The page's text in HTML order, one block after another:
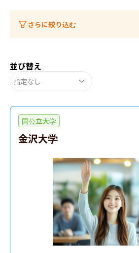
さらに絞り込む
並び替え
指定なし
国公立大学
金沢大学